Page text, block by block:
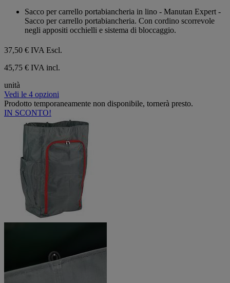
Sacco per carrello portabiancheria in lino - Manutan Expert -
Sacco per carrello portabiancheria. Con cordino scorrevole
negli appositi occhielli e sistema di bloccaggio.
37,50 € IVA Escl.
45,75 € IVA incl.
unità
Vedi le 4 opzioni
Prodotto temporaneamente non disponibile, tornerà presto.
IN SCONTO!